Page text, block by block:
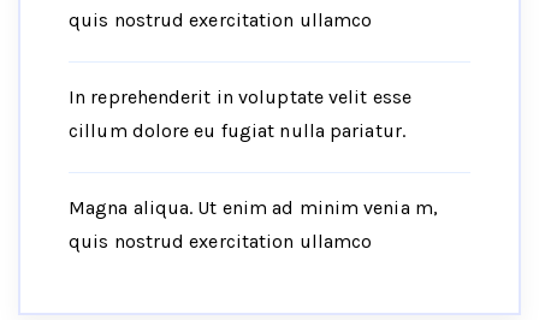
quis nostrud exercitation ullamco
In reprehenderit in voluptate velit esse
cillum dolore eu fugiat nulla pariatur.
Magna aliqua. Ut enim ad minim venia m,
quis nostrud exercitation ullamco